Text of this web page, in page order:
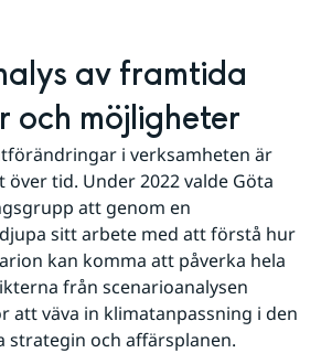
av framtida
och möjligheter
i verksamheten är
tid. Under 2022 valde Göta
att genom en
sitt arbete med att förstå hur
kan komma att påverka hela
från scenarioanalysen
att väva in klimatanpassning i den
strategin och affärsplanen.